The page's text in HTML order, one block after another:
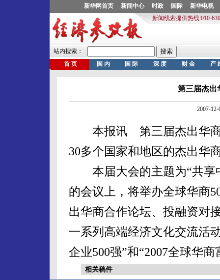
第三届杰出
2007-
本报讯 第三届杰出华商
30多个国家和地区的杰出华
本届大会的主题为“共享
的会议上，将举办全球华商
出华商合作论坛、投融资对
一系列高端经济文化交流活
企业500强”和“2007全球华
相关稿件